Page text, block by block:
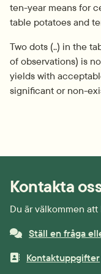
ten-year means for
table potatoes and
Two dots (..) in the
of observations) is
yields with
significant or non-
Kontakta
Du är välkommen
Ställ en fråga
Kontaktuppgifter